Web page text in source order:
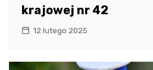
krajowej nr 42
12 lutego 2025